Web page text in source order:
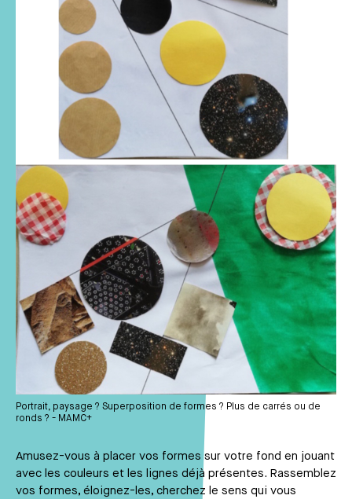
Portrait, paysage ? Superposition de formes ? Plus de carrés ou de
ronds ? - MAMC+
Amusez-vous à placer vos formes sur votre fond en jouant
avec les couleurs et les lignes déjà présentes. Rassemblez
vos formes, éloignez-les, cherchez le sens qui vous